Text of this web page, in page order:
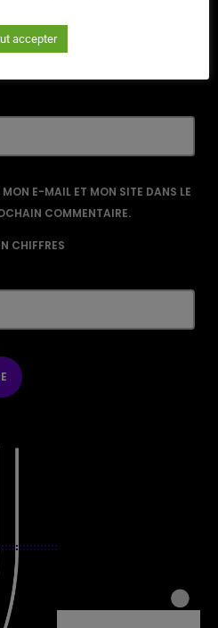
E-MAIL ET MON SITE DANS LE
COMMENTAIRE.
CHIFFRES
accepter